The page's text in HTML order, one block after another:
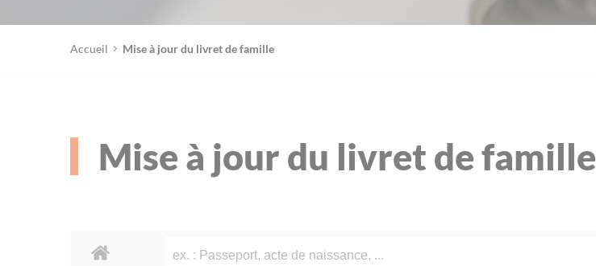
Accueil Mise à jour du livret de famille
Mise à jour du livret de famille